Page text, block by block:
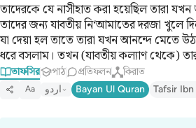
তাদেরকে যে নাসীহাত করা হয়েছিল তারা
তাদের জন্য যাবতীয় নি‘আমাতের দরজা খুলে
যা দেয়া হল তাতে তারা যখন আনন্দে মেতে
ধরে বসলাম। তখন (যাবতীয় কল্যাণ থেকে)
তাফসির পাঠ প্রতিফলন কিরাত
Aa اردو Bayan Ul Quran Tafsir